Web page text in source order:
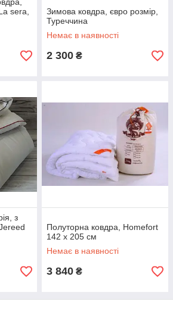
sera,
Зимова ковдра, євро розмір,
Туреччина
Немає в наявності
2 300 ₴
з
Полуторна ковдра, Homefort
142 х 205 см
Немає в наявності
3 840 ₴